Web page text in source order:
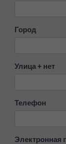
Город
Улица + нет
Телефон
Электронная